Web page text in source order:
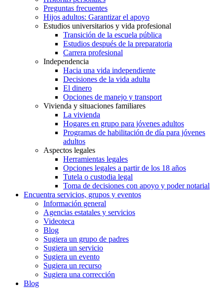
Preguntas frecuentes
Hijos adultos: Garantizar el apoyo
Estudios universitarios y vida profesional
Transición de la escuela pública
Estudios después de la preparatoria
Carrera profesional
Independencia
Hacia una vida independiente
Decisiones de la vida adulta
El dinero
Opciones de manejo y transport
Vivienda y situaciones familiares
La vivienda
Hogares en grupo para jóvenes adultos
Programas de habilitación de día para jóvenes
adultos
Aspectos legales
Herramientas legales
Opciones legales a partir de los 18 años
Tutela o custodia legal
Toma de decisiones con apoyo y poder notarial
Encuentra servicios, grupos y eventos
Información general
Agencias estatales y servicios
Videoteca
Blog
Sugiera un grupo de padres
Sugiera un servicio
Sugiera un evento
Sugiera un recurso
Sugiera una corrección
Blog